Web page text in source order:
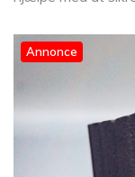
Annonce